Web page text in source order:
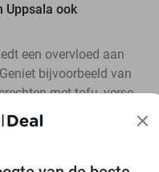
Uppsala ook
een overvloed aan
bijvoorbeeld van
met tofu, verse
of nasi.
bij een Chinees